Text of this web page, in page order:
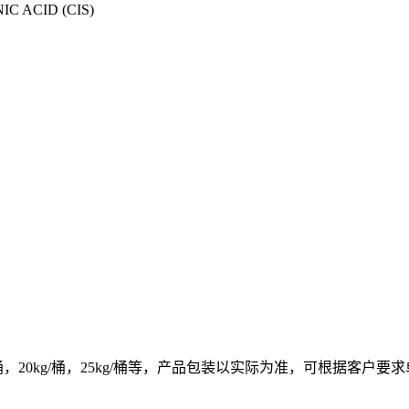
ACID (CIS)
20kg/桶，25kg/桶等，产品包装以实际为准，可根据客户要